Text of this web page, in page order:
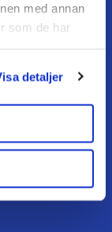
med annan
som de har
detaljer